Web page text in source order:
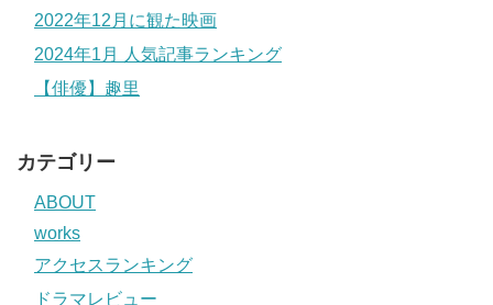
2022年12月に観た映画
2024年1月 人気記事ランキング
【俳優】趣里
カテゴリー
ABOUT
works
アクセスランキング
ドラマレビュー